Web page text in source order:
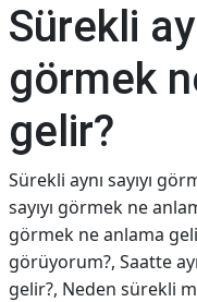
Sürekli
görmek
gelir?
Sürekli aynı sayıyı
sayıyı görmek ne
görmek ne anlama
görüyorum?, Saatte
gelir?, Neden sürekli